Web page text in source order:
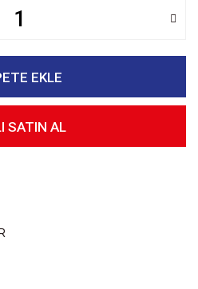
EKLE
SATIN AL